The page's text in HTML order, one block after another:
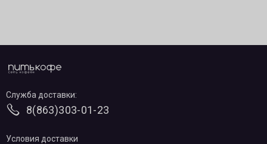
Служба доставки:
8(863)303-01-23
Условия доставки